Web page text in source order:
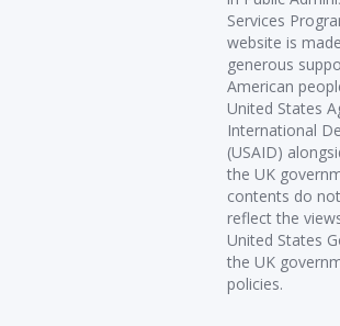
Services
website is
generous
American
United States
International
(USAID)
the UK
contents do
reflect the
United States
the UK
policies.